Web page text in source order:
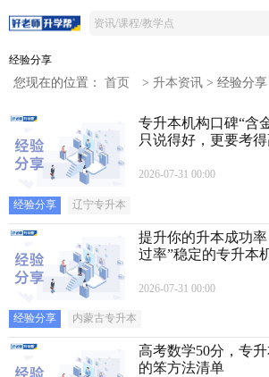
经验分享
您现在的位置： 首页 > 升本资讯 > 经验分享
专升本机构口碑“含
只说得好，更要考
2026-07-31 00:00
经验分享 辽宁专升本
提升你的升本成功
过率”稳定的专升本
2026-07-31 00:00
经验分享 内蒙古专升本
高考数学50分，专
的笨方法清单